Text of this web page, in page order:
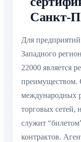
Санкт-
Для
Западного
22000 является
преимуществом.
международных
торговых сетей,
служит
контрактов.